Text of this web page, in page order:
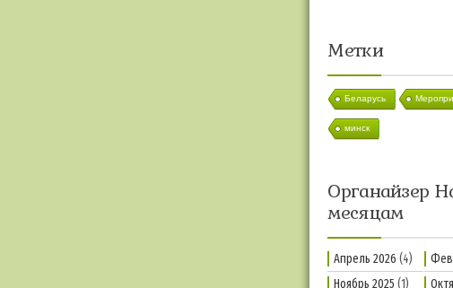
Метки
Беларусь
минск
Органайзер
месяцам
Апрель 2026 (4)
Ноябрь 2025 (1)